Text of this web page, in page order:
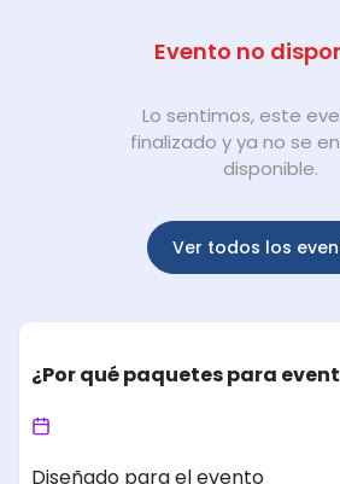
Evento no
Lo sentimos, este
finalizado y ya no se
disponible.
Ver todos los
¿Por qué paquetes para
Diseñado para el evento